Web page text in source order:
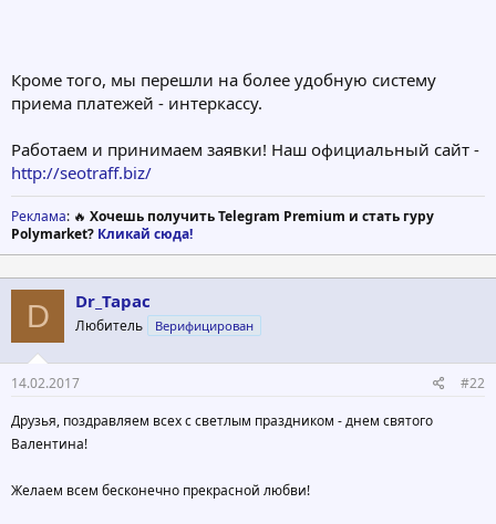
Кроме того, мы перешли на более удобную систему
приема платежей - интеркассу.
Работаем и принимаем заявки! Наш официальный сайт -
http://seotraff.biz/
Реклама: 🔥 Хочешь получить Telegram Premium и стать гуру
Polymarket? Кликай сюда!
D Dr_Tapac
Любитель Верифицирован
14.02.2017
#22
Друзья, поздравляем всех с светлым праздником - днем святого
Валентина!
Желаем всем бесконечно прекрасной любви!